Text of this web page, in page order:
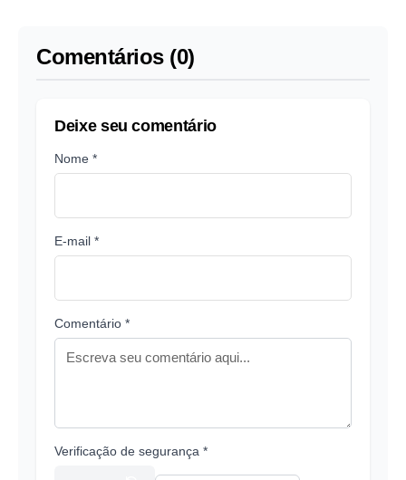
Comentários (0)
Deixe seu comentário
Nome *
E-mail *
Comentário *
Verificação de segurança *